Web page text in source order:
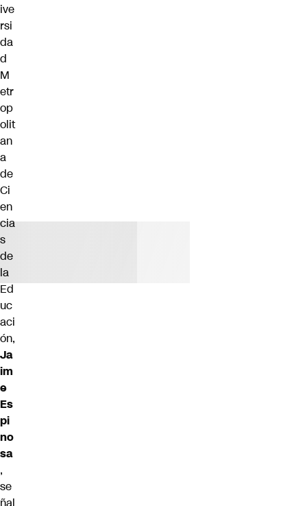
ive
rsi
da
d
M
etr
op
olit
an
a
de
Ci
en
cia
s
de
la
Ed
uc
aci
ón,
Ja
im
e
Es
pi
no
sa
,
se
ñal